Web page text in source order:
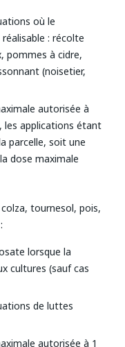
où le
réalisable : récolte
pommes à cidre,
(noisetier,
autorisée à
les applications étant
parcelle, soit une
dose maximale
tournesol, pois,
lorsque la
cultures (sauf cas
de luttes
autorisée à 1